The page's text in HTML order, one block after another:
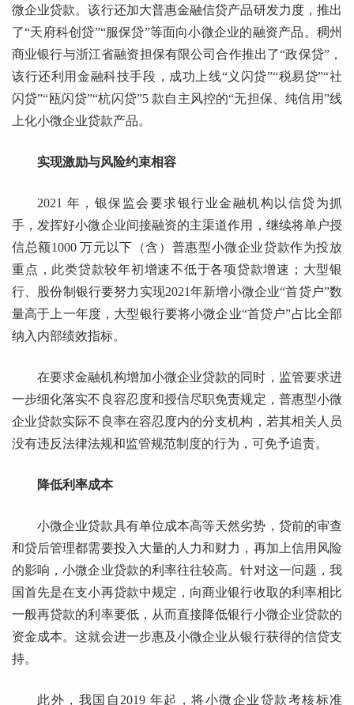
微企业贷款。该行还加大普惠金融信贷产品研发力度，推出
了“天府科创贷”“服保贷”等面向小微企业的融资产品。稠州
商业银行与浙江省融资担保有限公司合作推出了“政保贷”，
该行还利用金融科技手段，成功上线“义闪贷”“税易贷”“社
闪贷”“瓯闪贷”“杭闪贷”5 款自主风控的“无担保、纯信用”线
上化小微企业贷款产品。
实现激励与风险约束相容
2021 年，银保监会要求银行业金融机构以信贷为抓
手，发挥好小微企业间接融资的主渠道作用，继续将单户授
信总额1000 万元以下（含）普惠型小微企业贷款作为投放
重点，此类贷款较年初增速不低于各项贷款增速；大型银
行、股份制银行要努力实现2021年新增小微企业“首贷户”数
量高于上一年度，大型银行要将小微企业“首贷户”占比全部
纳入内部绩效指标。
在要求金融机构增加小微企业贷款的同时，监管要求进
一步细化落实不良容忍度和授信尽职免责规定，普惠型小微
企业贷款实际不良率在容忍度内的分支机构，若其相关人员
没有违反法律法规和监管规范制度的行为，可免予追责。
降低利率成本
小微企业贷款具有单位成本高等天然劣势，贷前的审查
和贷后管理都需要投入大量的人力和财力，再加上信用风险
的影响，小微企业贷款的利率往往较高。针对这一问题，我
国首先是在支小再贷款中规定，向商业银行收取的利率相比
一般再贷款的利率要低，从而直接降低银行小微企业贷款的
资金成本。这就会进一步惠及小微企业从银行获得的信贷支
持。
此外，我国自2019 年起，将小微企业贷款考核标准